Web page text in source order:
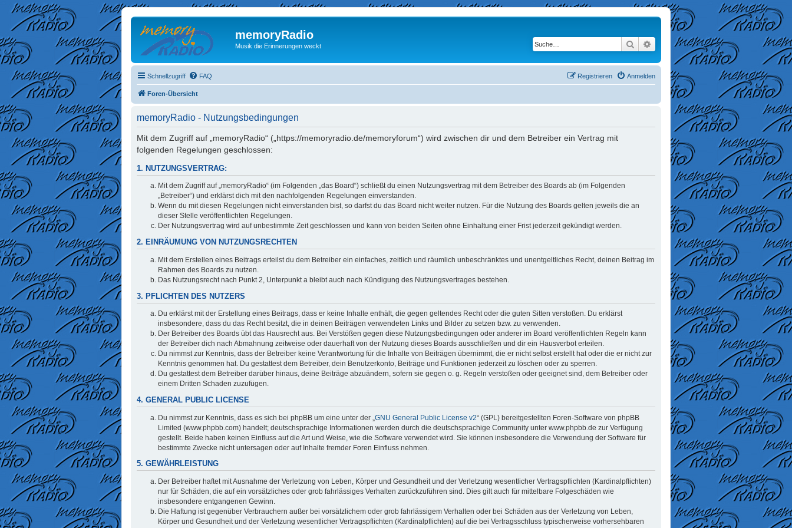
memoryRadio
Musik die Erinnerungen weckt Suche Erweiterte Suche
Schnellzugriff FAQ Anmelden
Registrieren
Foren-Übersicht
memoryRadio - Nutzungsbedingungen
Mit dem Zugriff auf „memoryRadio“ („https://memoryradio.de/memoryforum“) wird zwischen dir und dem Betreiber ein Vertrag mit
folgenden Regelungen geschlossen:
1. NUTZUNGSVERTRAG:
Mit dem Zugriff auf „memoryRadio“ (im Folgenden „das Board“) schließt du einen Nutzungsvertrag mit dem Betreiber des Boards ab (im Folgenden
„Betreiber“) und erklärst dich mit den nachfolgenden Regelungen einverstanden.
Wenn du mit diesen Regelungen nicht einverstanden bist, so darfst du das Board nicht weiter nutzen. Für die Nutzung des Boards gelten jeweils die an
dieser Stelle veröffentlichten Regelungen.
Der Nutzungsvertrag wird auf unbestimmte Zeit geschlossen und kann von beiden Seiten ohne Einhaltung einer Frist jederzeit gekündigt werden.
2. EINRÄUMUNG VON NUTZUNGSRECHTEN
Mit dem Erstellen eines Beitrags erteilst du dem Betreiber ein einfaches, zeitlich und räumlich unbeschränktes und unentgeltliches Recht, deinen Beitrag im
Rahmen des Boards zu nutzen.
Das Nutzungsrecht nach Punkt 2, Unterpunkt a bleibt auch nach Kündigung des Nutzungsvertrages bestehen.
3. PFLICHTEN DES NUTZERS
Du erklärst mit der Erstellung eines Beitrags, dass er keine Inhalte enthält, die gegen geltendes Recht oder die guten Sitten verstoßen. Du erklärst
insbesondere, dass du das Recht besitzt, die in deinen Beiträgen verwendeten Links und Bilder zu setzen bzw. zu verwenden.
Der Betreiber des Boards übt das Hausrecht aus. Bei Verstößen gegen diese Nutzungsbedingungen oder anderer im Board veröffentlichten Regeln kann
der Betreiber dich nach Abmahnung zeitweise oder dauerhaft von der Nutzung dieses Boards ausschließen und dir ein Hausverbot erteilen.
Du nimmst zur Kenntnis, dass der Betreiber keine Verantwortung für die Inhalte von Beiträgen übernimmt, die er nicht selbst erstellt hat oder die er nicht zur
Kenntnis genommen hat. Du gestattest dem Betreiber, dein Benutzerkonto, Beiträge und Funktionen jederzeit zu löschen oder zu sperren.
Du gestattest dem Betreiber darüber hinaus, deine Beiträge abzuändern, sofern sie gegen o. g. Regeln verstoßen oder geeignet sind, dem Betreiber oder
einem Dritten Schaden zuzufügen.
4. GENERAL PUBLIC LICENSE
Du nimmst zur Kenntnis, dass es sich bei phpBB um eine unter der „ GNU General Public License v2“ (GPL) bereitgestellten Foren-Software von phpBB
Limited (www.phpbb.com) handelt; deutschsprachige Informationen werden durch die deutschsprachige Community unter www.phpbb.de zur Verfügung
gestellt. Beide haben keinen Einfluss auf die Art und Weise, wie die Software verwendet wird. Sie können insbesondere die Verwendung der Software für
bestimmte Zwecke nicht untersagen oder auf Inhalte fremder Foren Einfluss nehmen.
5. GEWÄHRLEISTUNG
Der Betreiber haftet mit Ausnahme der Verletzung von Leben, Körper und Gesundheit und der Verletzung wesentlicher Vertragspflichten (Kardinalpflichten)
nur für Schäden, die auf ein vorsätzliches oder grob fahrlässiges Verhalten zurückzuführen sind. Dies gilt auch für mittelbare Folgeschäden wie
insbesondere entgangenen Gewinn.
Die Haftung ist gegenüber Verbrauchern außer bei vorsätzlichem oder grob fahrlässigem Verhalten oder bei Schäden aus der Verletzung von Leben,
Körper und Gesundheit und der Verletzung wesentlicher Vertragspflichten (Kardinalpflichten) auf die bei Vertragsschluss typischerweise vorhersehbaren